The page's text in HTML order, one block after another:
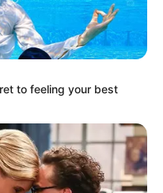
to feeling your best